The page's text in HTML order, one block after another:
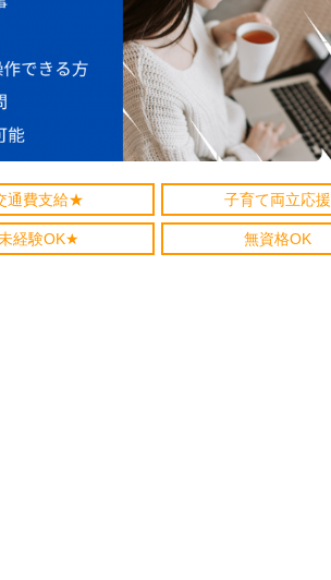
通費支給★ 子育て両立応援
経験OK★ 無資格OK